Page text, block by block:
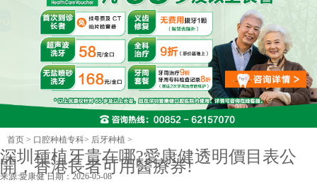
首页 > 口腔种植专科> 后牙种植 >
深圳種植牙貴在哪?愛康健透明價目表公
開，香港長者可用醫療券!
来源:愛康健日期：2026-05-08